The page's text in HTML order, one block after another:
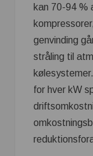
kan 70-94 %
genvinding
stråling til
for hver kW